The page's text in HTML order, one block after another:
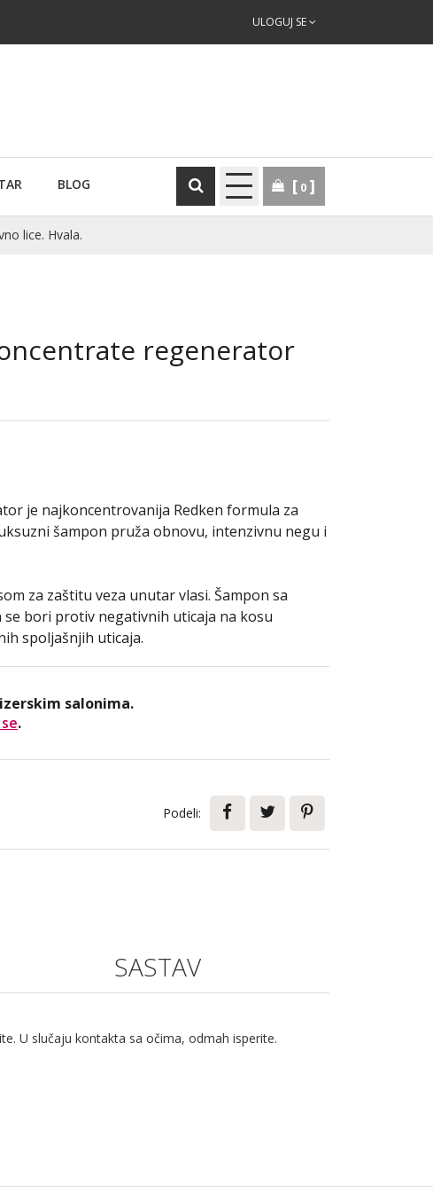
ULOGUJ SE
BLOG 0
lice. Hvala.
regenerator
je najkoncentrovanija Redken formula za
šampon pruža obnovu, intenzivnu negu i
za zaštitu veza unutar vlasi. Šampon sa
bori protiv negativnih uticaja na kosu
spoljašnjih uticaja.
salonima.
.
Podeli:
SASTAV
U slučaju kontakta sa očima, odmah isperite.